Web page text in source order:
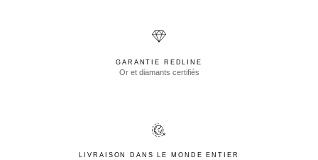
GARANTIE REDLINE
Or et diamants certifiés
LIVRAISON DANS LE MONDE ENTIER